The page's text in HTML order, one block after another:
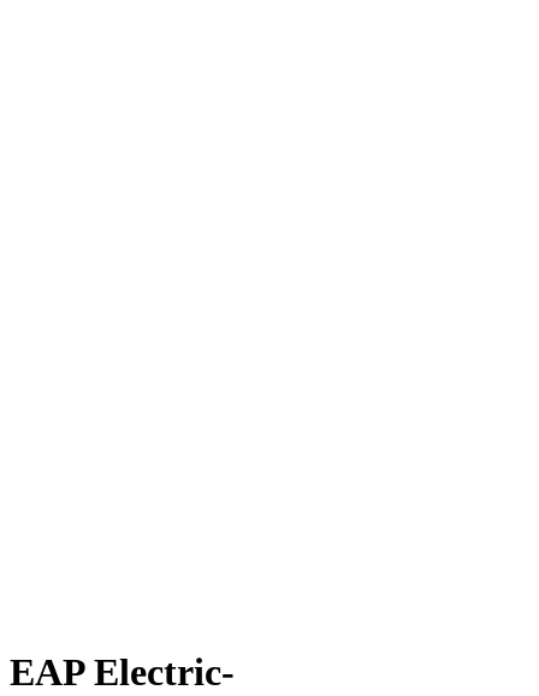
EAP Electric-